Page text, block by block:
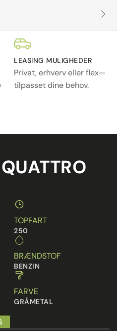
LEASING MULIGHEDER
Privat, erhverv eller flex—
tilpasset dine behov.
TOPFART
250
BRÆNDSTOF
BENZIN
FARVE
GRÅMETAL